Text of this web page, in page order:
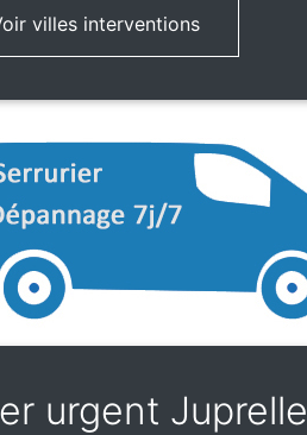
villes interventions
urgent Juprelle